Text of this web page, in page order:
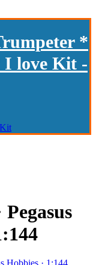
*
I love Kit -